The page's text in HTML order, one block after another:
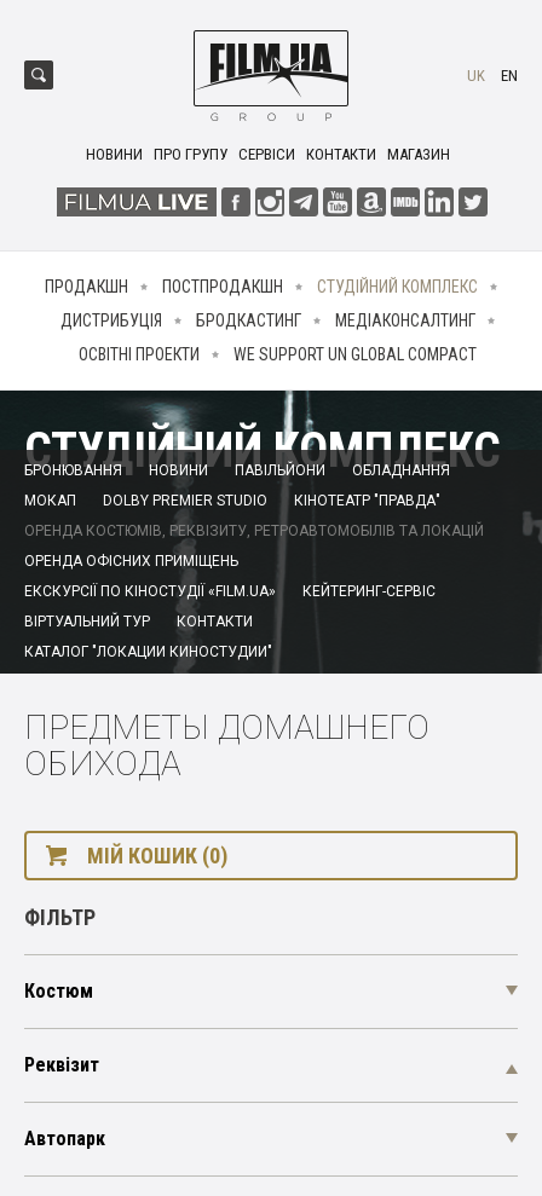
НОВИНИ ПРО ГРУПУ СЕРВІСИ КОНТАКТИ МАГАЗИН
UK EN
ПРОДАКШН ПОСТПРОДАКШН
СТУДІЙНИЙ КОМПЛЕКС
ДИСТРИБУЦІЯ
БРОДКАСТИНГ
МЕДІАКОНСАЛТИНГ
ОСВІТНІ ПРОЕКТИ
WE SUPPORT UN GLOBAL COMPACT
СТУДІЙНИЙ КОМПЛЕКС
БРОНЮВАННЯ НОВИНИ ПАВІЛЬЙОНИ
ОБЛАДНАННЯ
МОКАП
DOLBY PREMIER STUDIO
КІНОТЕАТР "ПРАВДА"
ОРЕНДА КОСТЮМІВ, РЕКВІЗИТУ, РЕТРОАВТОМОБІЛІВ ТА ЛОКАЦІЙ
ОРЕНДА ОФІСНИХ ПРИМІЩЕНЬ
ЕКСКУРСІЇ ПО КІНОСТУДІЇ «FILM.UA»
КЕЙТЕРИНГ-СЕРВІС
ВІРТУАЛЬНИЙ ТУР
КОНТАКТИ
КАТАЛОГ "ЛОКАЦИИ КИНОСТУДИИ"
ПРЕДМЕТЫ ДОМАШНЕГО
ОБИХОДА
МІЙ КОШИК (0)
ФІЛЬТР
Костюм
Реквізит
Автопарк